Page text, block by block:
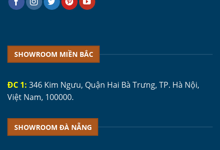
SHOWROOM MIỀN BẮC
ĐC 1: 346 Kim Ngưu, Quận Hai Bà Trưng, TP. Hà Nội,
Việt Nam, 100000.
SHOWROOM ĐÀ NẴNG